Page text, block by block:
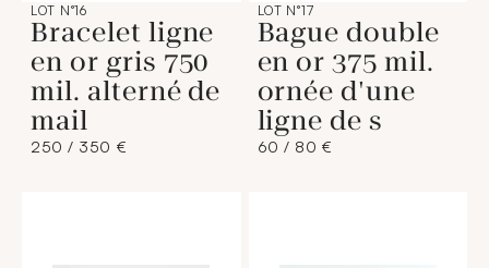
LOT N°16
Bracelet ligne
en or gris 750
mil. alterné de
mail
250 / 350 €
LOT N°17
Bague double
en or 375 mil.
ornée d'une
ligne de s
60 / 80 €